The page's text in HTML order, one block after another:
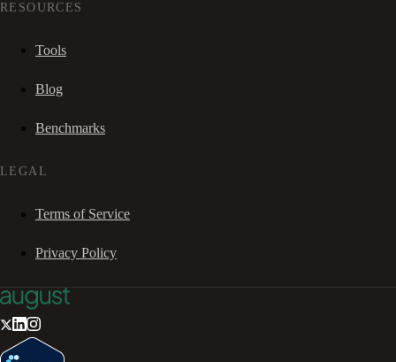
RESOURCES
Tools
Blog
Benchmarks
LEGAL
Terms of Service
Privacy Policy